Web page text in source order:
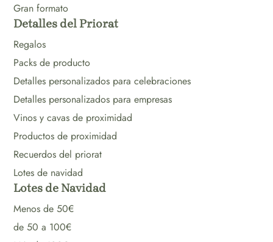
Gran formato
Detalles del Priorat
Regalos
Packs de producto
Detalles personalizados para celebraciones
Detalles personalizados para empresas
Vinos y cavas de proximidad
Productos de proximidad
Recuerdos del priorat
Lotes de navidad
Lotes de Navidad
Menos de 50€
de 50 a 100€